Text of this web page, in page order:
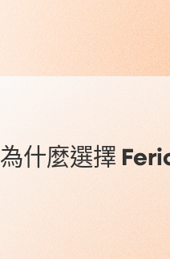
為什麼選擇